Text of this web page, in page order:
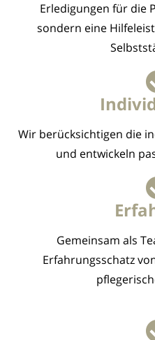
Erledigungen für die
sondern eine
Wir berücksichtigen die
und entwickeln
Gemeinsam als
Erfahrungsschatz